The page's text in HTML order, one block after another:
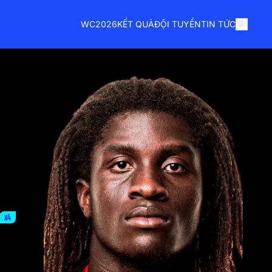
WC2026KẾT QUẢĐỘI TUYỂNTIN TỨC
x4